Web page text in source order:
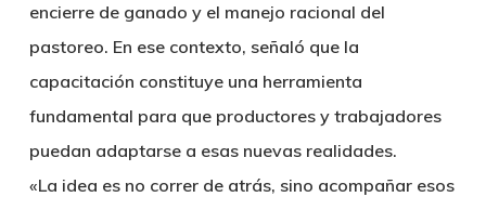
encierre de ganado y el manejo racional del
pastoreo. En ese contexto, señaló que la
capacitación constituye una herramienta
fundamental para que productores y trabajadores
puedan adaptarse a esas nuevas realidades.
«La idea es no correr de atrás, sino acompañar esos